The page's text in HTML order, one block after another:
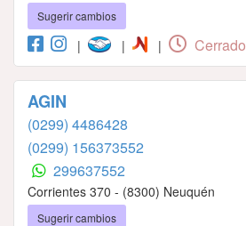
Sugerir cambios
| | | Cerrado
AGIN
(0299) 4486428
(0299) 156373552
299637552
Corrientes 370 - (8300) Neuquén
Sugerir cambios